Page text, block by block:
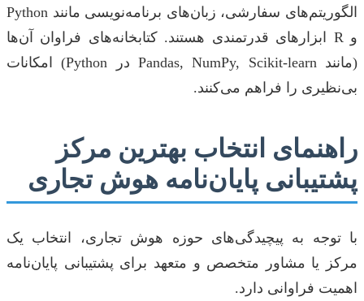
الگوریتم‌های سفارشی، زبان‌های برنامه‌نویسی مانند Python
و R ابزارهای قدرتمندی هستند. کتابخانه‌های فراوان آن‌ها
(مانند Pandas, NumPy, Scikit-learn در Python) امکانات
بی‌نظیری را فراهم می‌کنند.
راهنمای انتخاب بهترین مرکز
پشتیبانی پایان‌نامه هوش تجاری
با توجه به پیچیدگی‌های حوزه هوش تجاری، انتخاب یک
مرکز یا مشاور متخصص و متعهد برای پشتیبانی پایان‌نامه
اهمیت فراوانی دارد.